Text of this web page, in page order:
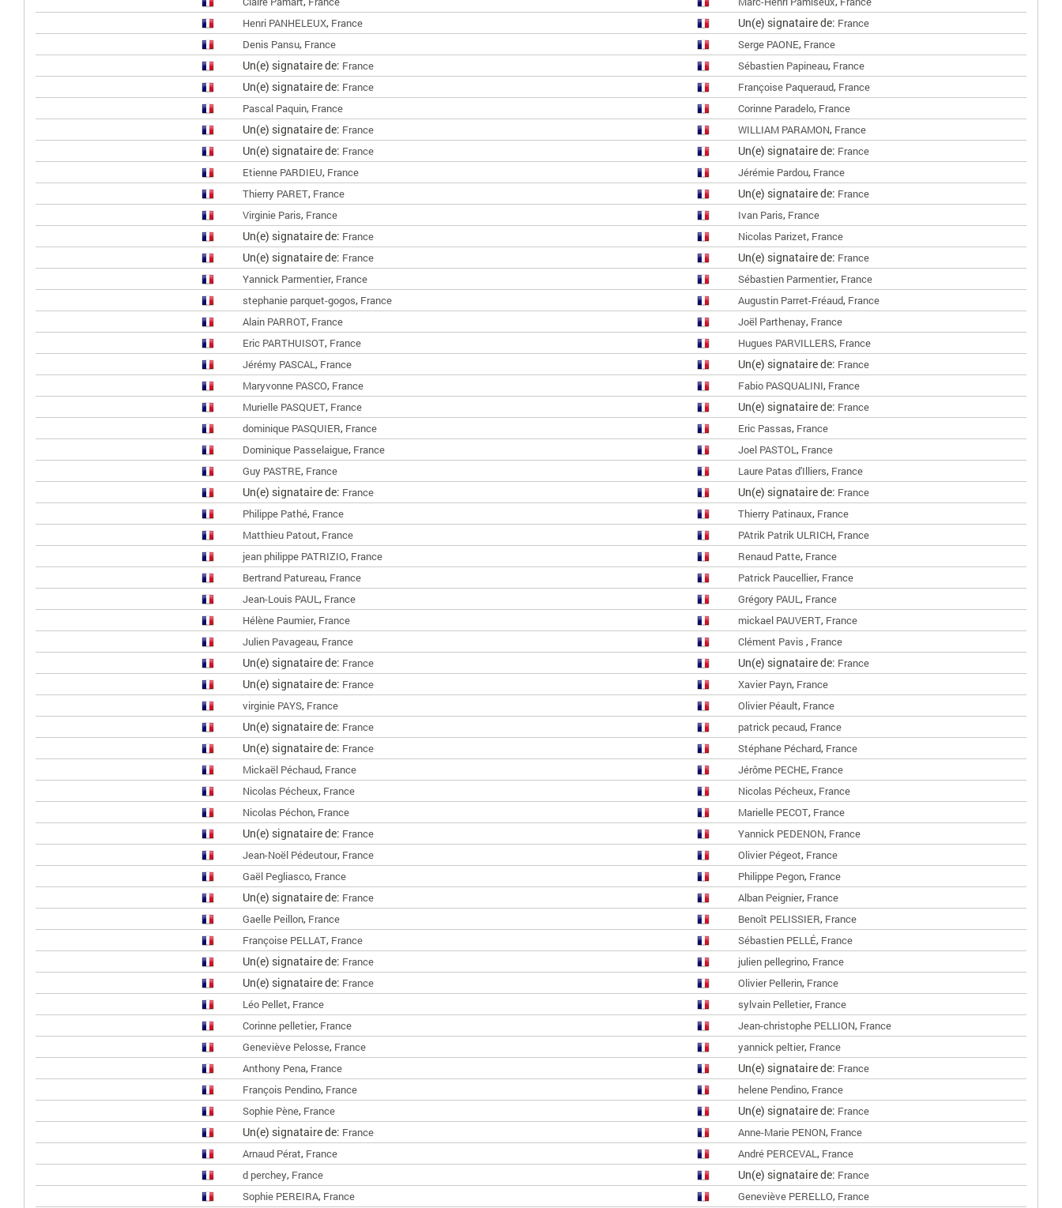
Henri PANHELEUX, France Un(e) signataire de: France
Denis Pansu, France Serge PAONE, France
Un(e) signataire de: France Sébastien Papineau, France
Un(e) signataire de: France Françoise Paqueraud, France
Pascal Paquin, France Corinne Paradelo, France
Un(e) signataire de: France WILLIAM PARAMON, France
Un(e) signataire de: France Un(e) signataire de: France
Etienne PARDIEU, France Jérémie Pardou, France
Thierry PARET, France Un(e) signataire de: France
Virginie Paris, France Ivan Paris, France
Un(e) signataire de: France Nicolas Parizet, France
Un(e) signataire de: France Un(e) signataire de: France
Yannick Parmentier, France Sébastien Parmentier, France
stephanie parquet-gogos, France Augustin Parret-Fréaud, France
Alain PARROT, France Joël Parthenay, France
Eric PARTHUISOT, France Hugues PARVILLERS, France
Jérémy PASCAL , France Un(e) signataire de: France
Maryvonne PASCO, France Fabio PASQUALINI, France
Murielle PASQUET, France Un(e) signataire de: France
dominique PASQUIER, France Eric Passas, France
Dominique Passelaigue, France Joel PASTOL , France
Guy PASTRE, France Laure Patas d'Illiers, France
Un(e) signataire de: France Un(e) signataire de: France
Philippe Pathé, France Thierry Patinaux, France
Matthieu Patout, France PAtrik Patrik ULRICH, France
jean philippe PATRIZIO, France Renaud Patte, France
Bertrand Patureau, France Patrick Paucellier, France
Jean-Louis PAUL , France Grégory PAUL , France
Hélène Paumier, France mickael PAUVERT, France
Julien Pavageau, France Clément Pavis , France
Un(e) signataire de: France Un(e) signataire de: France
Un(e) signataire de: France Xavier Payn, France
virginie PAYS, France Olivier Péault, France
Un(e) signataire de: France patrick pecaud, France
Un(e) signataire de: France Stéphane Péchard, France
Mickaël Péchaud, France Jérôme PECHE, France
Nicolas Pécheux, France Nicolas Pécheux, France
Nicolas Péchon, France Marielle PECOT, France
Un(e) signataire de: France Yannick PEDENON, France
Jean-Noël Pédeutour, France Olivier Pégeot, France
Gaël Pegliasco, France Philippe Pegon, France
Un(e) signataire de: France Alban Peignier, France
Gaelle Peillon, France Benoît PELISSIER, France
Françoise PELLAT, France Sébastien PELLÉ, France
Un(e) signataire de: France julien pellegrino, France
Un(e) signataire de: France Olivier Pellerin, France
Léo Pellet, France sylvain Pelletier, France
Corinne pelletier, France Jean-christophe PELLION, France
Geneviève Pelosse, France yannick peltier, France
Anthony Pena, France Un(e) signataire de: France
François Pendino, France helene Pendino, France
Sophie Pène, France Un(e) signataire de: France
Un(e) signataire de: France Anne-Marie PENON, France
Arnaud Pérat, France André PERCEVAL , France
d perchey, France Un(e) signataire de: France
Sophie PEREIRA, France Geneviève PERELLO, France